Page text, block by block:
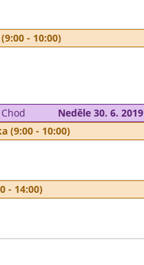
- 10:00)
Chod
Neděle 30. 6. 2019
(9:00 - 10:00)
- 14:00)